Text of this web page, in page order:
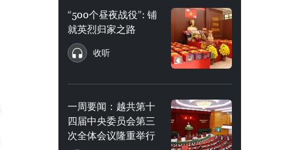
“500个昼夜战役”: 铺
就英烈归家之路
收听
一周要闻：越共第十
四届中央委员会第三
次全体会议隆重举行